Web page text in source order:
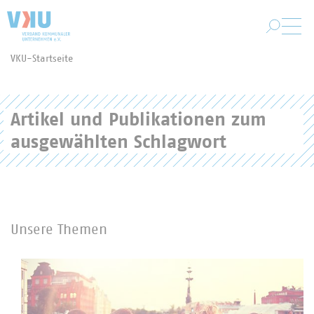
VKU-Startseite
Artikel und Publikationen zum
ausgewählten Schlagwort
Unsere Themen